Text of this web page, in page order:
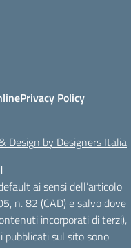
Privacy Policy
Design by Designers Italia
ai sensi dell’articolo
n. 82 (CAD) e salvo dove
incorporati di terzi),
pubblicati sul sito sono